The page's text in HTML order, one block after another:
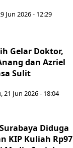
Jun 2026 - 12:29
Gelar Doktor,
dan Azriel
Sulit
21 Jun 2026 - 18:04
Diduga
KIP Kuliah Rp97